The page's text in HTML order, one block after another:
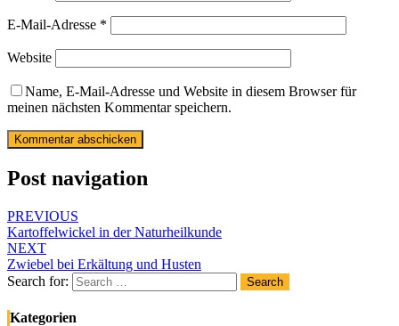
E-Mail-Adresse *
Website
Name, E-Mail-Adresse und Website in diesem Browser für
meinen nächsten Kommentar speichern.
Post navigation
PREVIOUS
Kartoffelwickel in der Naturheilkunde
NEXT
Zwiebel bei Erkältung und Husten
Search for:
Search
Kategorien